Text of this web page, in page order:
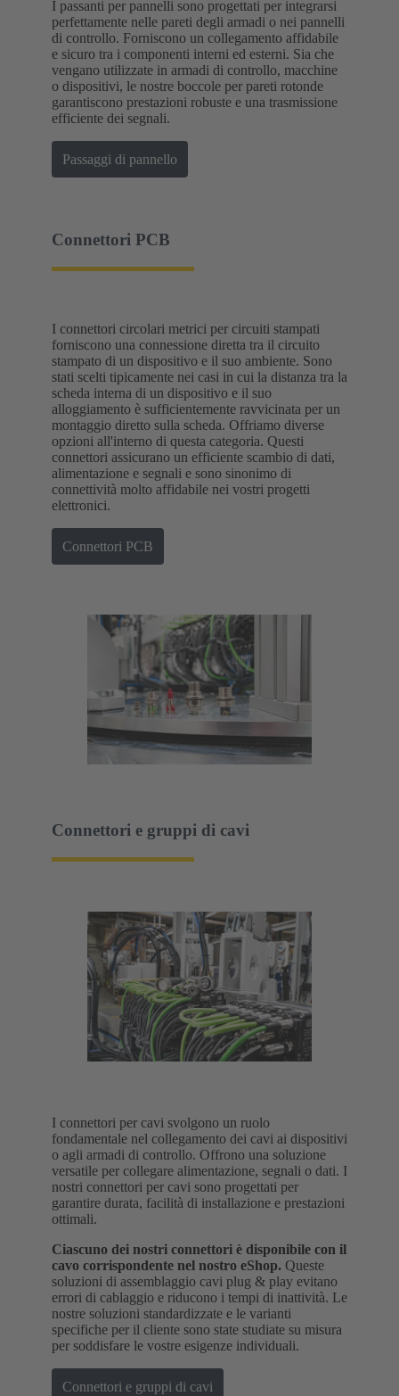
I passanti per pannelli sono progettati per integrarsi
perfettamente nelle pareti degli armadi o nei pannelli
di controllo. Forniscono un collegamento affidabile
e sicuro tra i componenti interni ed esterni. Sia che
vengano utilizzate in armadi di controllo, macchine
o dispositivi, le nostre boccole per pareti rotonde
garantiscono prestazioni robuste e una trasmissione
efficiente dei segnali.
Passaggi di pannello
Connettori PCB
I connettori circolari metrici per circuiti stampati
forniscono una connessione diretta tra il circuito
stampato di un dispositivo e il suo ambiente. Sono
stati scelti tipicamente nei casi in cui la distanza tra la
scheda interna di un dispositivo e il suo
alloggiamento è sufficientemente ravvicinata per un
montaggio diretto sulla scheda. Offriamo diverse
opzioni all'interno di questa categoria. Questi
connettori assicurano un efficiente scambio di dati,
alimentazione e segnali e sono sinonimo di
connettività molto affidabile nei vostri progetti
elettronici.
Connettori PCB
Connettori e gruppi di cavi
I connettori per cavi svolgono un ruolo
fondamentale nel collegamento dei cavi ai dispositivi
o agli armadi di controllo. Offrono una soluzione
versatile per collegare alimentazione, segnali o dati. I
nostri connettori per cavi sono progettati per
garantire durata, facilità di installazione e prestazioni
ottimali.
Ciascuno dei nostri connettori è disponibile con il
cavo corrispondente nel nostro eShop. Queste
soluzioni di assemblaggio cavi plug & play evitano
errori di cablaggio e riducono i tempi di inattività. Le
nostre soluzioni standardizzate e le varianti
specifiche per il cliente sono state studiate su misura
per soddisfare le vostre esigenze individuali.
Connettori e gruppi di cavi